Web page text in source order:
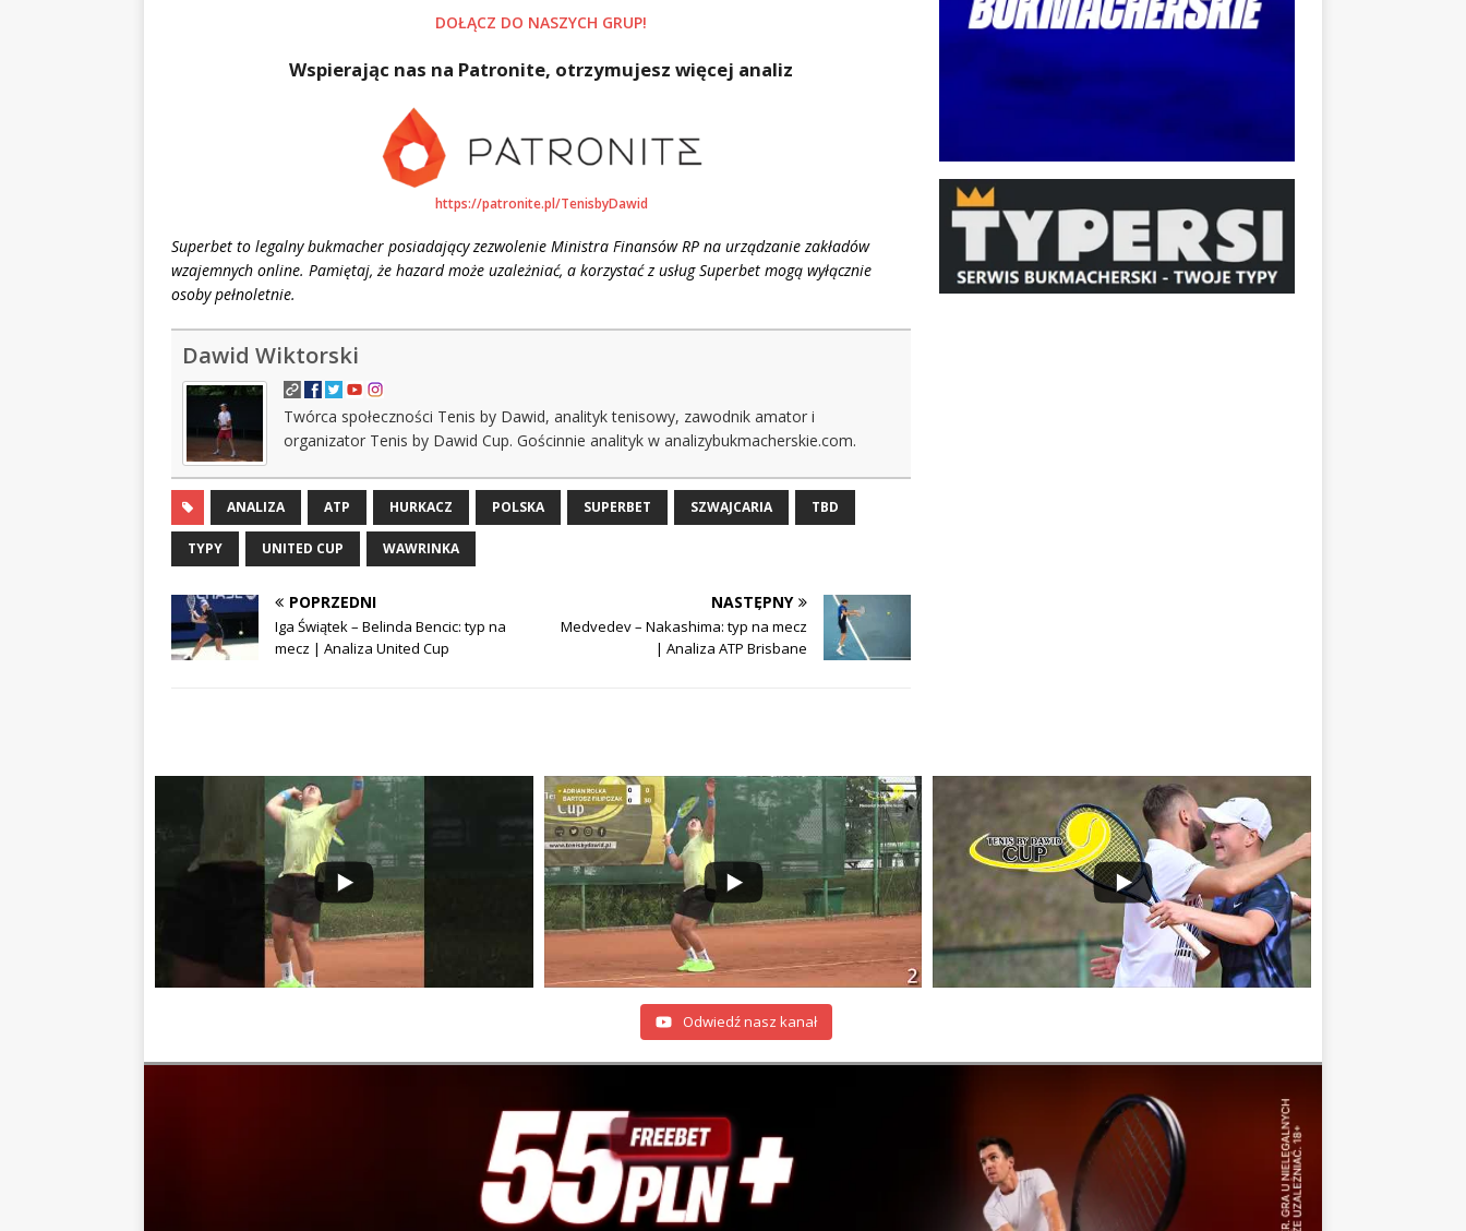
DOŁĄCZ DO NASZYCH GRUP!
Wspierając nas na Patronite, otrzymujesz więcej analiz
https://patronite.pl/TenisbyDawid
Superbet to legalny bukmacher posiadający zezwolenie Ministra Finansów RP na urządzanie zakładów
wzajemnych online. Pamiętaj, że hazard może uzależniać, a korzystać z usług Superbet mogą wyłącznie
osoby pełnoletnie.
Dawid Wiktorski
Twórca społeczności Tenis by Dawid, analityk tenisowy, zawodnik amator i
organizator Tenis by Dawid Cup. Gościnnie analityk w analizybukmacherskie.com.
ANALIZA ATP HURKACZ POLSKA SUPERBET SZWAJCARIA TBD
TYPY UNITED CUP WAWRINKA
POPRZEDNI
Iga Świątek – Belinda Bencic: typ na
mecz | Analiza United Cup
NASTĘPNY
Medvedev – Nakashima: typ na mecz
| Analiza ATP Brisbane
Odwiedź nasz kanał